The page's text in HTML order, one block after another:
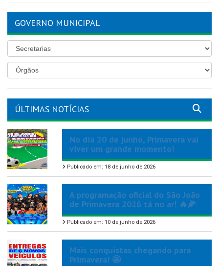
GOVERNO MUNICIPAL
ÚLTIMAS NOTÍCIAS
No dia 20 de junho, Primavera vai
viver um grande momento!
Publicado em: 18 de junho de 2026
A programação oficial do São João
de Primavera 2026 tá no ar! 🔥🌽
Publicado em: 10 de junho de 2026
Mais conquistas chegando para
Primavera! 🤩